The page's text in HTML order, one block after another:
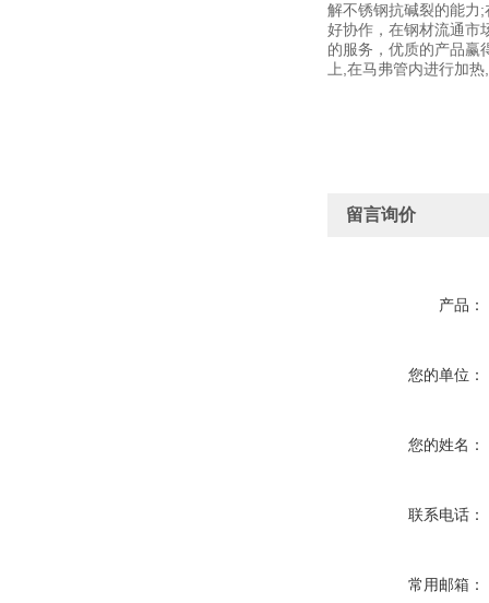
解不锈钢抗碱裂的能
好协作，在钢材流通市
的服务，优质的产品
上,在马弗管内进行加
留言询价
产品：
您的单位：
您的姓名：
联系电话：
常用邮箱：